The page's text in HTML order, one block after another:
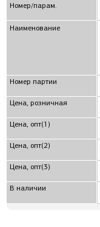
Номер/парам.
Наименование
Номер партии
Цена, розничная
Цена, опт(1)
Цена, опт(2)
Цена, опт(3)
В наличии